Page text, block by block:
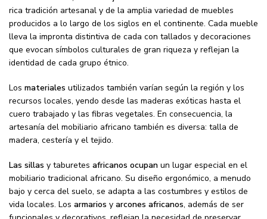
rica tradición artesanal y de la amplia variedad de muebles
producidos a lo largo de los siglos en el continente. Cada mueble
lleva la impronta distintiva de cada con tallados y decoraciones
que evocan símbolos culturales de gran riqueza y reflejan la
identidad de cada grupo étnico.
Los materiales utilizados también varían según la región y los
recursos locales, yendo desde las maderas exóticas hasta el
cuero trabajado y las fibras vegetales. En consecuencia, la
artesanía del mobiliario africano también es diversa: talla de
madera, cestería y el tejido.
Las sillas y taburetes africanos ocupan un lugar especial en el
mobiliario tradicional africano. Su diseño ergonómico, a menudo
bajo y cerca del suelo, se adapta a las costumbres y estilos de
vida locales. Los armarios y arcones africanos, además de ser